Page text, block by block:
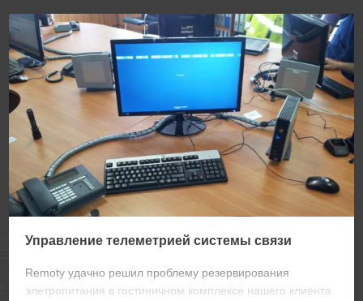
Отслеживаем колебания и скачки напряжения на входах
питания 220-230В систем связи наших клиентов,
резервируем блоки бесперебойного питания и управляем
системами охлаждения в узлах передачи информации.
Управление телеметрией системы связи
Remoty удачно решил проблему резервирования
элетропитания в гостиничном комплексе нашего клиента.